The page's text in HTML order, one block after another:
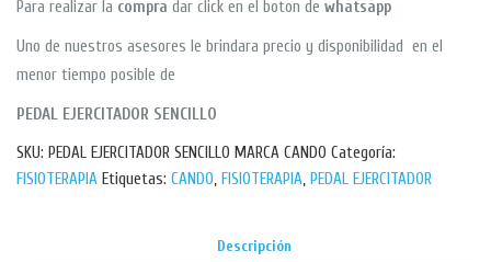
Para realizar la compra dar click en el boton de whatsapp
Uno de nuestros asesores le brindara precio y disponibilidad en el
menor tiempo posible de
PEDAL EJERCITADOR SENCILLO
SKU: PEDAL EJERCITADOR SENCILLO MARCA CANDO Categoría:
FISIOTERAPIA Etiquetas: CANDO, FISIOTERAPIA, PEDAL EJERCITADOR
Descripción